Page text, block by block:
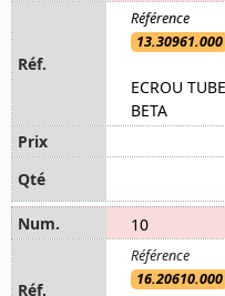
13.30961.000
ECROU
BETA
10
16.20610.000